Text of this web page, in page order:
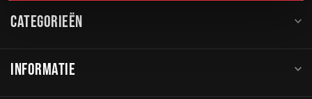
CATEGORIEËN
INFORMATIE